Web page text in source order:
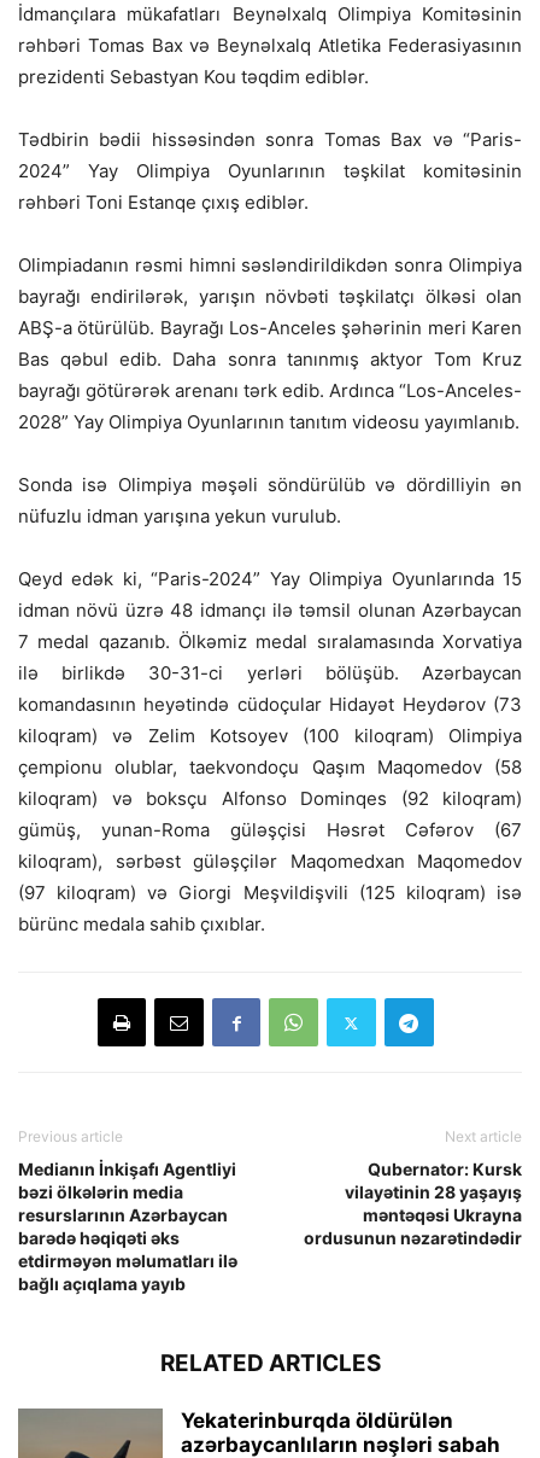
İdmançılara mükafatları Beynəlxalq Olimpiya Komitəsinin
rəhbəri Tomas Bax və Beynəlxalq Atletika Federasiyasının
prezidenti Sebastyan Kou təqdim ediblər.
Tədbirin bədii hissəsindən sonra Tomas Bax və “Paris-
2024” Yay Olimpiya Oyunlarının təşkilat komitəsinin
rəhbəri Toni Estanqe çıxış ediblər.
Olimpiadanın rəsmi himni səsləndirildikdən sonra Olimpiya
bayrağı endirilərək, yarışın növbəti təşkilatçı ölkəsi olan
ABŞ-a ötürülüb. Bayrağı Los-Anceles şəhərinin meri Karen
Bas qəbul edib. Daha sonra tanınmış aktyor Tom Kruz
bayrağı götürərək arenanı tərk edib. Ardınca “Los-Anceles-
2028” Yay Olimpiya Oyunlarının tanıtım videosu yayımlanıb.
Sonda isə Olimpiya məşəli söndürülüb və dördilliyin ən
nüfuzlu idman yarışına yekun vurulub.
Qeyd edək ki, “Paris-2024” Yay Olimpiya Oyunlarında 15
idman növü üzrə 48 idmançı ilə təmsil olunan Azərbaycan
7 medal qazanıb. Ölkəmiz medal sıralamasında Xorvatiya
ilə birlikdə 30-31-ci yerləri bölüşüb. Azərbaycan
komandasının heyətində cüdoçular Hidayət Heydərov (73
kiloqram) və Zelim Kotsoyev (100 kiloqram) Olimpiya
çempionu olublar, taekvondoçu Qaşım Maqomedov (58
kiloqram) və boksçu Alfonso Dominqes (92 kiloqram)
gümüş, yunan-Roma güləşçisi Həsrət Cəfərov (67
kiloqram), sərbəst güləşçilər Maqomedxan Maqomedov
(97 kiloqram) və Giorgi Meşvildişvili (125 kiloqram) isə
bürünc medala sahib çıxıblar.
Previous article
Medianın İnkişafı Agentliyi
bəzi ölkələrin media
resurslarının Azərbaycan
barədə həqiqəti əks
etdirməyən məlumatları ilə
bağlı açıqlama yayıb
Next article
Qubernator: Kursk
vilayətinin 28 yaşayış
məntəqəsi Ukrayna
ordusunun nəzarətindədir
RELATED ARTICLES
Yekaterinburqda öldürülən
azərbaycanlıların nəşləri sabah